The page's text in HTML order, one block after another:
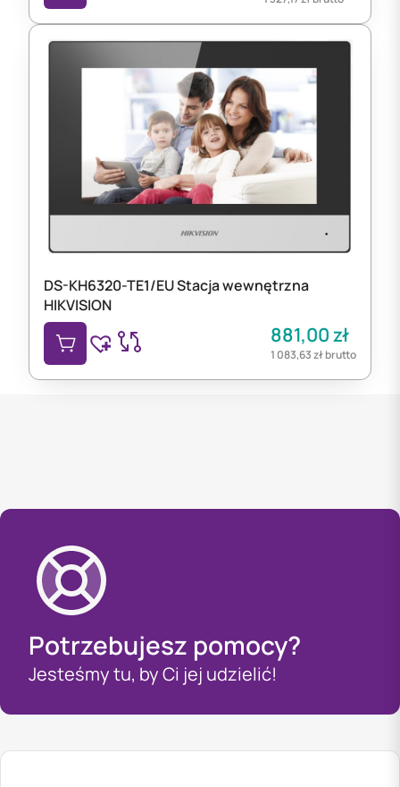
DS-KH6320-TE1/EU Stacja wewnętrzna
HIKVISION
881,00zł
1 083,63złbrutto
Potrzebujesz pomocy?
Jesteśmy tu, by Ci jej udzielić!